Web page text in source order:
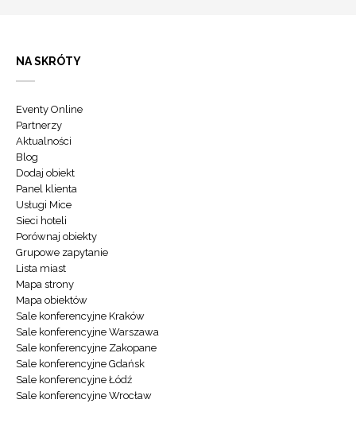
NA SKRÓTY
Eventy Online
Partnerzy
Aktualności
Blog
Dodaj obiekt
Panel klienta
Usługi Mice
Sieci hoteli
Porównaj obiekty
Grupowe zapytanie
Lista miast
Mapa strony
Mapa obiektów
Sale konferencyjne Kraków
Sale konferencyjne Warszawa
Sale konferencyjne Zakopane
Sale konferencyjne Gdańsk
Sale konferencyjne Łódź
Sale konferencyjne Wrocław